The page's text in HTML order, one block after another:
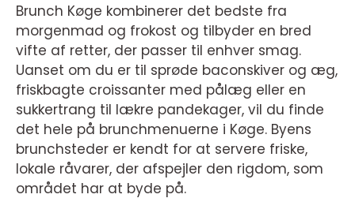
Brunch Køge kombinerer det bedste fra
morgenmad og frokost og tilbyder en bred
vifte af retter, der passer til enhver smag.
Uanset om du er til sprøde baconskiver og æg,
friskbagte croissanter med pålæg eller en
sukkertrang til lækre pandekager, vil du finde
det hele på brunchmenuerne i Køge. Byens
brunchsteder er kendt for at servere friske,
lokale råvarer, der afspejler den rigdom, som
området har at byde på.